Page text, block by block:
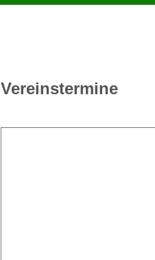
Vereinstermine